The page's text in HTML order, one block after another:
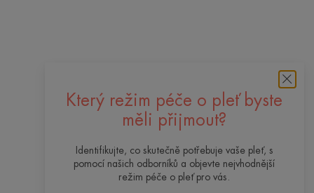
Který režim péče o pleť byste
měli přijmout?
Identifikujte, co skutečně potřebuje vaše pleť, s
pomocí našich odborníků a objevte nejvhodnější
režim péče o pleť pro vás.